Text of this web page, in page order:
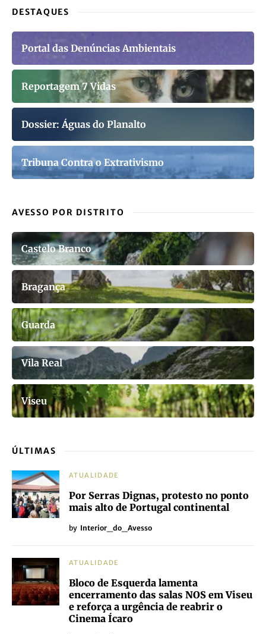
DESTAQUES
Portal das Denúncias Ambientais
Reportagem 7 Vidas
Dossier: Águas do Planalto
Tribuna Contra o Extrativismo
AVESSO POR DISTRITO
Castelo Branco
Bragança
Guarda
Vila Real
Viseu
ÚLTIMAS
ATUALIDADE
Por Serras Dignas, protesto no ponto
mais alto de Portugal continental
by Interior_do_Avesso
ATUALIDADE
Bloco de Esquerda lamenta
encerramento das salas NOS em Viseu
e reforça a urgência de reabrir o
Cinema Ícaro